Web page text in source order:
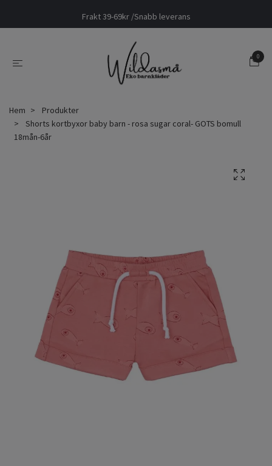
Frakt 39-69kr /Snabb leverans
0
Hem
Produkter
Shorts kortbyxor baby barn - rosa sugar coral- GOTS bomull
18mån-6år